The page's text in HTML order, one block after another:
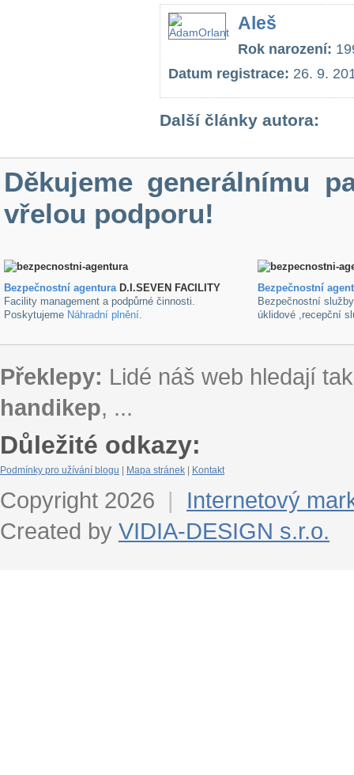
Aleš
Rok narození:
Datum registrace: 26. 9.
Další články autora:
Děkujeme generálnímu
vřelou podporu!
Bezpečnostní agenturaD.I.SEVEN FACILITY
Facility management a podpůrné činnosti.
Poskytujeme Náhradní plnění.
Bezpečnostní
Bezpečnostní
úklidové ,recepční
Překlepy: Lidé náš web hledají
handikep, ...
Důležité odkazy:
Podmínky pro užívání blogu Mapa stránek Kontakt
Copyright 2026 |
Internetový
Created by VIDIA-DESIGN s.r.o.